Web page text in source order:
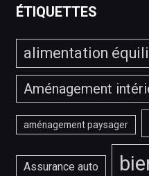
ÉTIQUETTES
alimentation
Aménagement
aménagement paysager
Assurance auto